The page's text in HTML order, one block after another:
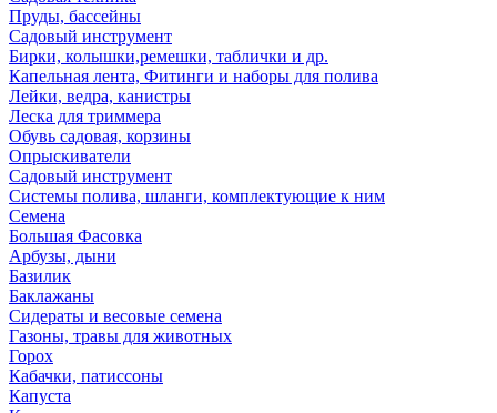
Пруды, бассейны
Садовый инструмент
Бирки, колышки,ремешки, таблички и др.
Капельная лента, Фитинги и наборы для полива
Лейки, ведра, канистры
Леска для триммера
Обувь садовая, корзины
Опрыскиватели
Садовый инструмент
Системы полива, шланги, комплектующие к ним
Семена
Большая Фасовка
Арбузы, дыни
Базилик
Баклажаны
Сидераты и весовые семена
Газоны, травы для животных
Горох
Кабачки, патиссоны
Капуста